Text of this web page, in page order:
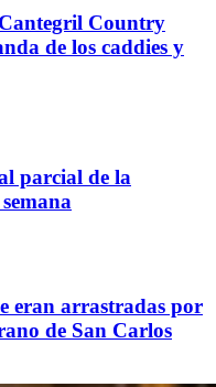
Country
de los caddies y
parcial de la
eran arrastradas por
de San Carlos